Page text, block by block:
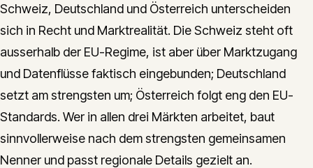
Schweiz, Deutschland und Österreich unterscheiden
sich in Recht und Marktrealität. Die Schweiz steht oft
ausserhalb der EU-Regime, ist aber über Marktzugang
und Datenflüsse faktisch eingebunden; Deutschland
setzt am strengsten um; Österreich folgt eng den EU-
Standards. Wer in allen drei Märkten arbeitet, baut
sinnvollerweise nach dem strengsten gemeinsamen
Nenner und passt regionale Details gezielt an.